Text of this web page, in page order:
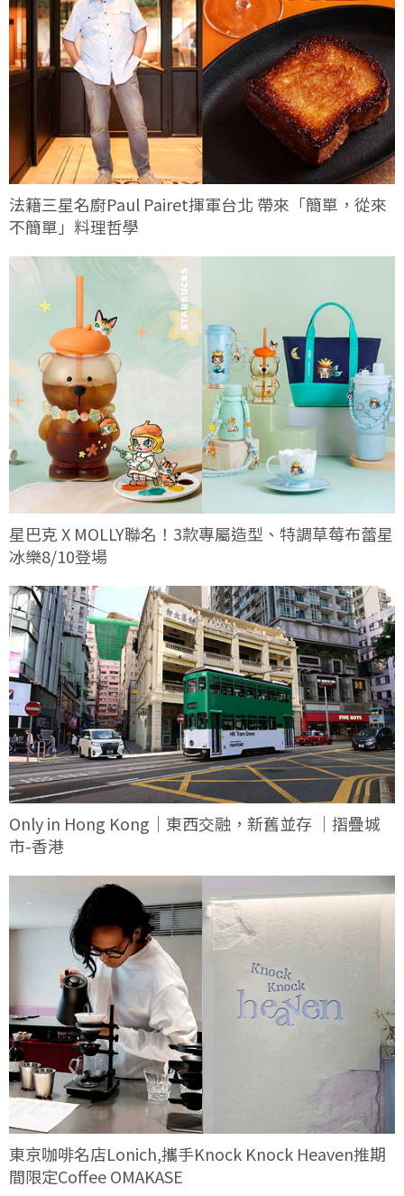
法籍三星名廚Paul Pairet揮軍台北 帶來「簡單，從來
不簡單」料理哲學
星巴克 X MOLLY聯名！3款專屬造型、特調草莓布蕾星
冰樂8/10登場
Only in Hong Kong｜東西交融，新舊並存 ｜摺疊城
市-香港
東京咖啡名店Lonich,攜手Knock Knock Heaven推期
間限定Coffee OMAKASE